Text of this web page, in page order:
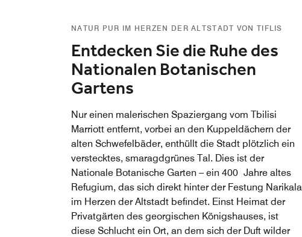
NATUR PUR IM HERZEN DER ALTSTADT VON TIFLIS
Entdecken Sie die Ruhe des
Nationalen Botanischen
Gartens
Nur einen malerischen Spaziergang vom Tbilisi
Marriott entfernt, vorbei an den Kuppeldächern der
alten Schwefelbäder, enthüllt die Stadt plötzlich ein
verstecktes, smaragdgrünes Tal. Dies ist der
Nationale Botanische Garten – ein 400 Jahre altes
Refugium, das sich direkt hinter der Festung Narikala
im Herzen der Altstadt befindet. Einst Heimat der
Privatgärten des georgischen Königshauses, ist
diese Schlucht ein Ort, an dem sich der Duft wilder